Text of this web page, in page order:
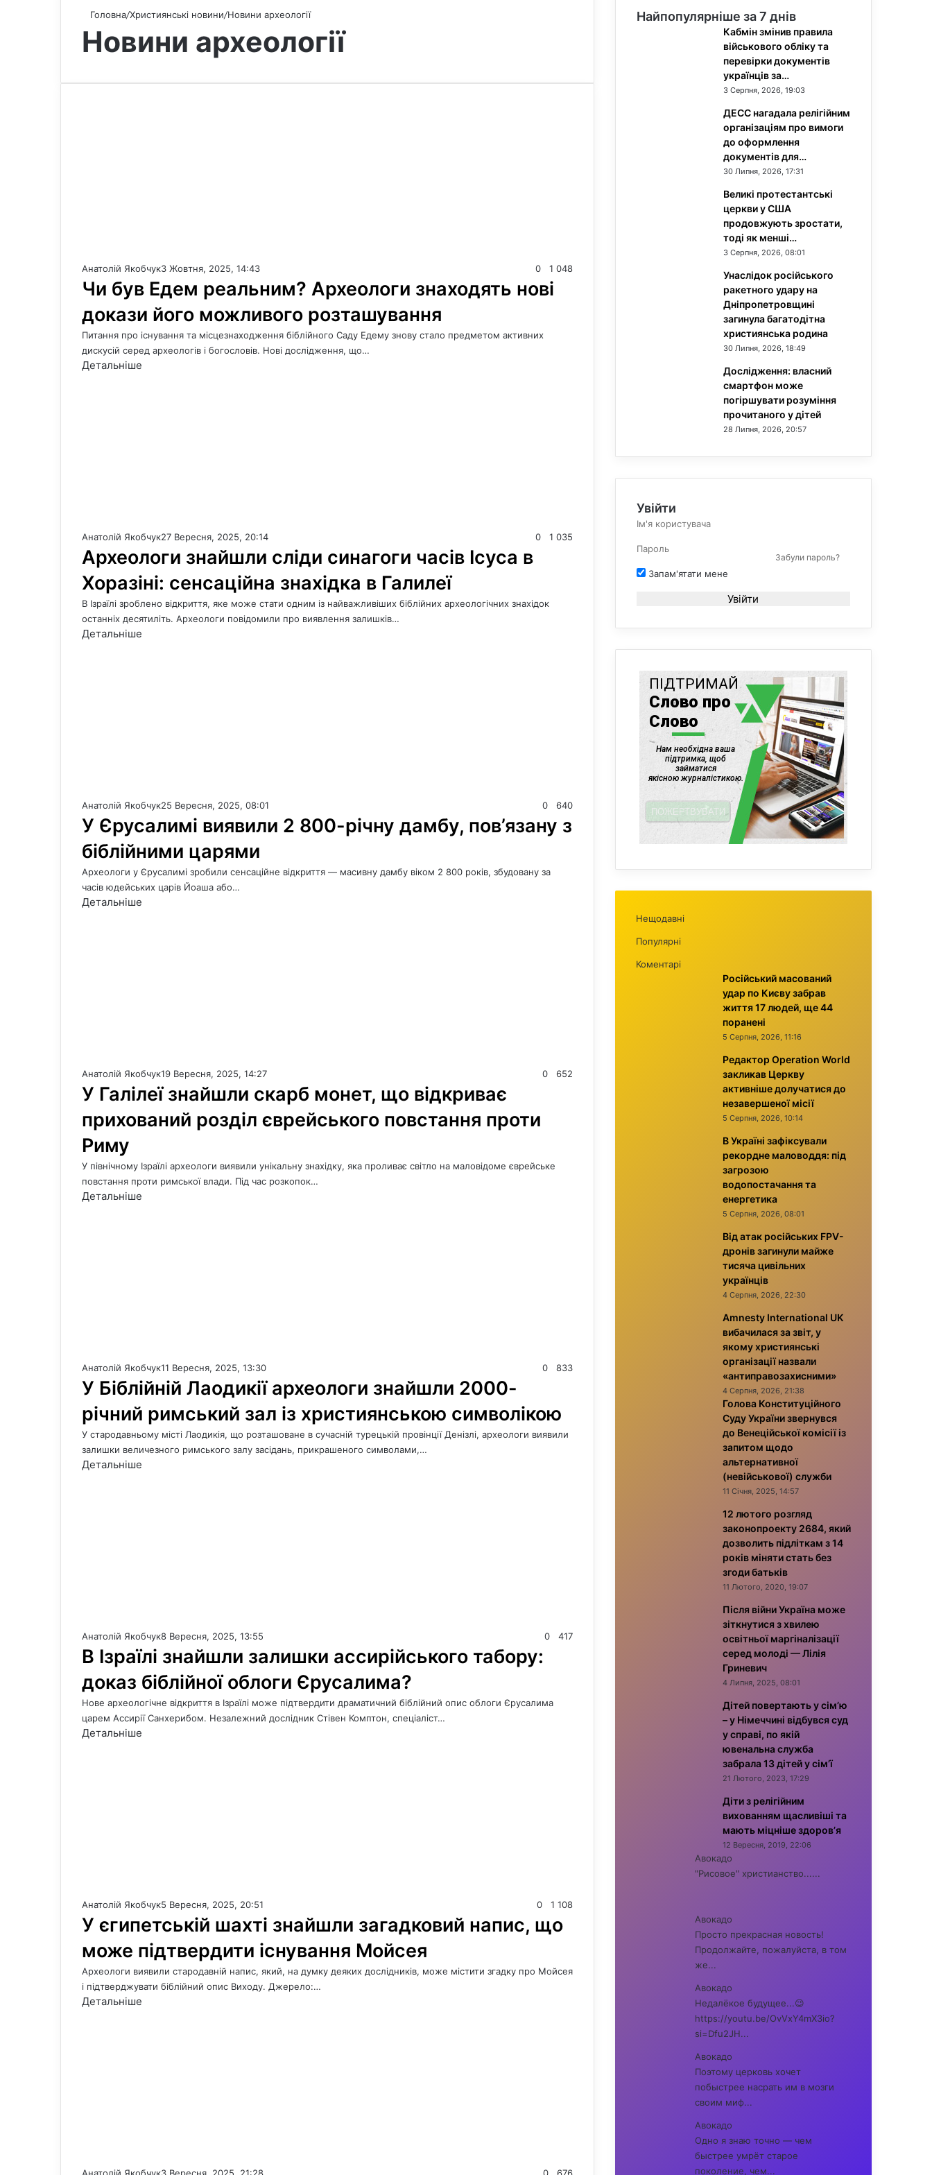
Головна/Християнські новини/Новини археології
Новини археології
Анатолій Якобчук3 Жовтня, 2025, 14:43 0 1 048
Чи був Едем реальним? Археологи знаходять нові
докази його можливого розташування
Питання про існування та місцезнаходження біблійного Саду Едему знову стало предметом активних
дискусій серед археологів і богословів. Нові дослідження, що…
Детальніше
Анатолій Якобчук27 Вересня, 2025, 20:14 0 1 035
Археологи знайшли сліди синагоги часів Ісуса в
Хоразіні: сенсаційна знахідка в Галилеї
В Ізраїлі зроблено відкриття, яке може стати одним із найважливіших біблійних археологічних знахідок
останніх десятиліть. Археологи повідомили про виявлення залишків…
Детальніше
Анатолій Якобчук25 Вересня, 2025, 08:01 0 640
У Єрусалимі виявили 2 800-річну дамбу, пов’язану з
біблійними царями
Археологи у Єрусалимі зробили сенсаційне відкриття — масивну дамбу віком 2 800 років, збудовану за
часів юдейських царів Йоаша або…
Детальніше
Анатолій Якобчук19 Вересня, 2025, 14:27 0 652
У Галілеї знайшли скарб монет, що відкриває
прихований розділ єврейського повстання проти
Риму
У північному Ізраїлі археологи виявили унікальну знахідку, яка проливає світло на маловідоме єврейське
повстання проти римської влади. Під час розкопок…
Детальніше
Анатолій Якобчук11 Вересня, 2025, 13:30 0 833
У Біблійній Лаодикії археологи знайшли 2000-
річний римський зал із християнською символікою
У стародавньому місті Лаодикія, що розташоване в сучасній турецькій провінції Денізлі, археологи виявили
залишки величезного римського залу засідань, прикрашеного символами,…
Детальніше
Анатолій Якобчук8 Вересня, 2025, 13:55 0 417
В Ізраїлі знайшли залишки ассирійського табору:
доказ біблійної облоги Єрусалима?
Нове археологічне відкриття в Ізраїлі може підтвердити драматичний біблійний опис облоги Єрусалима
царем Ассирії Санхерибом. Незалежний дослідник Стівен Комптон, спеціаліст…
Детальніше
Анатолій Якобчук5 Вересня, 2025, 20:51 0 1 108
У єгипетській шахті знайшли загадковий напис, що
може підтвердити існування Мойсея
Археологи виявили стародавній напис, який, на думку деяких дослідників, може містити згадку про Мойсея
і підтверджувати біблійний опис Виходу. Джерело:…
Детальніше
Найпопулярніше за 7 днів
Кабмін змінив правила
військового обліку та
перевірки документів
українців за…
3 Серпня, 2026, 19:03
ДЕСС нагадала релігійним
організаціям про вимоги
до оформлення
документів для…
30 Липня, 2026, 17:31
Великі протестантські
церкви у США
продовжують зростати,
тоді як менші…
3 Серпня, 2026, 08:01
Унаслідок російського
ракетного удару на
Дніпропетровщині
загинула багатодітна
християнська родина
30 Липня, 2026, 18:49
Дослідження: власний
смартфон може
погіршувати розуміння
прочитаного у дітей
28 Липня, 2026, 20:57
Увійти
Забули пароль?
Запам'ятати мене
Увійти
Нещодавні
Популярні
Коментарі
Російський масований
удар по Києву забрав
життя 17 людей, ще 44
поранені
5 Серпня, 2026, 11:16
Редактор Operation World
закликав Церкву
активніше долучатися до
незавершеної місії
5 Серпня, 2026, 10:14
В Україні зафіксували
рекордне маловоддя: під
загрозою
водопостачання та
енергетика
5 Серпня, 2026, 08:01
Від атак російських FPV-
дронів загинули майже
тисяча цивільних
українців
4 Серпня, 2026, 22:30
Amnesty International UK
вибачилася за звіт, у
якому християнські
організації назвали
«антиправозахисними»
4 Серпня, 2026, 21:38
Голова Конституційного
Суду України звернувся
до Венеційської комісії із
запитом щодо
альтернативної
(невійськової) служби
11 Січня, 2025, 14:57
12 лютого розгляд
законопроекту 2684, який
дозволить підліткам з 14
років міняти стать без
згоди батьків
11 Лютого, 2020, 19:07
Після війни Україна може
зіткнутися з хвилею
освітньої маргіналізації
серед молоді — Лілія
Гриневич
4 Липня, 2025, 08:01
Дітей повертають у сім’ю
– у Німеччині відбувся суд
у справі, по якій
ювенальна служба
забрала 13 дітей у сім’ї
21 Лютого, 2023, 17:29
Діти з релігійним
вихованням щасливіші та
мають міцніше здоров’я
12 Вересня, 2019, 22:06
Авокадо
"Рисовое" христианство......
Авокадо
Просто прекрасная новость!
Продолжайте, пожалуйста, в том
же...
Авокадо
Недалёкое будущее...😉
https://youtu.be/OvVxY4mX3io?
si=Dfu2JH...
Авокадо
Поэтому церковь хочет
побыстрее насрать им в мозги
своим миф...
Авокадо
Одно я знаю точно — чем
быстрее умрёт старое
поколение, чем...